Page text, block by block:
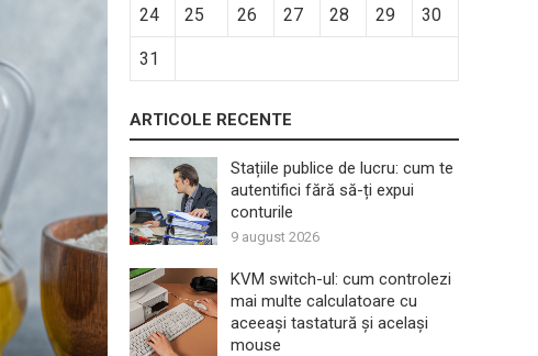
24 25 26 27 28 29 30
31
ARTICOLE RECENTE
Stațiile publice de lucru: cum te
autentifici fără să-ți expui
conturile
9 august 2026
KVM switch-ul: cum controlezi
mai multe calculatoare cu
aceeași tastatură și același
mouse